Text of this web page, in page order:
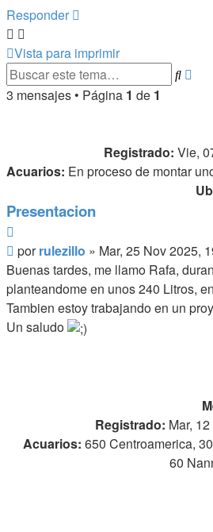
Responder
Vista para imprimir
Buscar
3 mensajes • Página 1 de 1
Registrado: Vie,
Acuarios: En proceso de montar
Presentacion
Mensaje
porrulezillo » Mar, 25 Nov 2025,
Buenas tardes, me llamo Rafa,
planteandome en unos 240 Litros,
Tambien estoy trabajando en un
Un saludo
Registrado: Mar,
Acuarios: 650 Centroamerica,
60